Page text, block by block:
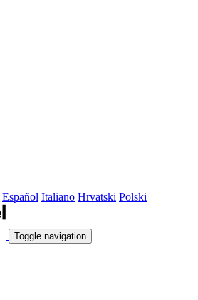
Español Italiano Hrvatski Polski
Toggle navigation